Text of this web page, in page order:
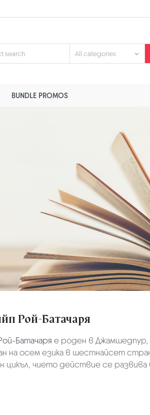
BUNDLE PROMOS
Рой-Батачаря
Батачаря е роден в Джамшедпур,
на осем езика в шестнайсет
цикъл, чието действие се развива